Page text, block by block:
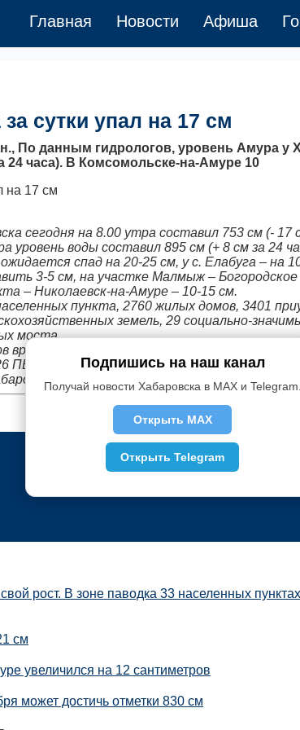
Главная Новости Афиша
сутки упал на 17 см
По данным гидрологов, уровень Амура у
24 часа). В Комсомольске-на-Амуре 10
сегодня на 8.00 утра составил 753 см (- 17
уровень воды составил 895 см (+ 8 см за 24
спад на 20-25 см, у с. Елабуга – на
3-5 см, на участке Малмыж – Богородское
– Николаевск-на-Амуре – 10-15 см.
пункта, 2760 жилых домов, 3401
земель, 29 социально-
моста.
временного размещения общей
ПВР, составило 1620 человек, в том числе
края
рост. В зоне паводка 33 населенных пунктах
см
увеличился на 12 сантиметров
может достичь отметки 830 см
Подпишись на наш канал
Получай новости Хабаровска в MAX и Telegram.
Открыть MAX
Открыть Telegram